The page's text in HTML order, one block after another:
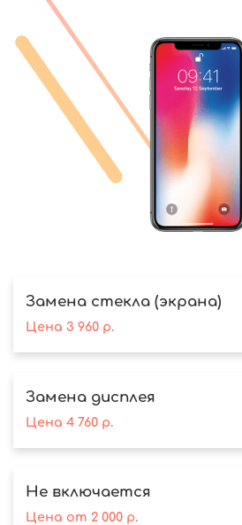
Замена стекла (экрана)
Цена 3 960р.
Замена дисплея
Цена 4 760р.
Не включается
Цена от 2 000р.